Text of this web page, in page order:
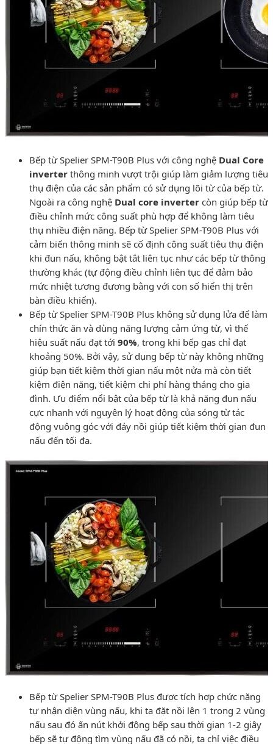
Bếp từ Spelier SPM-T90B Plus với công nghệ Dual Core
inverter thông minh vượt trội giúp làm giảm lượng tiêu
thụ điện của các sản phẩm có sử dụng lõi từ của bếp từ.
Ngoài ra công nghệ Dual core inverter còn giúp bếp từ
điều chỉnh mức công suất phù hợp để không làm tiêu
thụ nhiều điện năng. Bếp từ Spelier SPM-T90B Plus với
cảm biến thông minh sẽ cố định công suất tiêu thụ điện
khi đun nấu, không bật tắt liên tục như các bếp từ thông
thường khác (tự động điều chỉnh liên tục để đảm bảo
mức nhiệt tương đương bằng với con số hiển thị trên
bàn điều khiển).
Bếp từ Spelier SPM-T90B Plus không sử dụng lửa để làm
chín thức ăn và dùng năng lượng cảm ứng từ, vì thế
hiệu suất nấu đạt tới 90%, trong khi bếp gas chỉ đạt
khoảng 50%. Bởi vậy, sử dụng bếp từ này không những
giúp bạn tiết kiệm thời gian nấu một nửa mà còn tiết
kiệm điện năng, tiết kiệm chi phí hàng tháng cho gia
đình. Ưu điểm nổi bật của bếp từ là khả năng đun nấu
cực nhanh với nguyên lý hoạt động của sóng từ tác
động vuông góc với đáy nồi giúp tiết kiệm thời gian đun
nấu đến tối đa.
Bếp từ Spelier SPM-T90B Plus được tích hợp chức năng
tự nhận diện vùng nấu, khi ta đặt nồi lên 1 trong 2 vùng
nấu sau đó ấn nút khởi động bếp sau thời gian 1-2 giây
bếp sẽ tự động tìm vùng nấu đã có nồi, ta chỉ việc điều